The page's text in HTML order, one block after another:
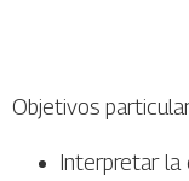
Objetivos
Interpretar la